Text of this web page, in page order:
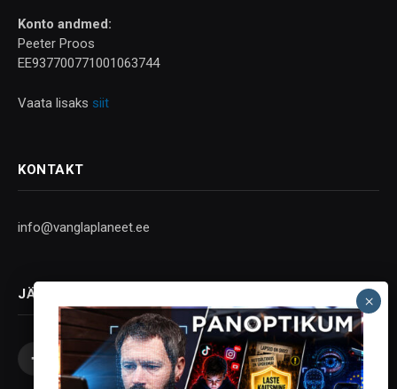
Konto andmed:
Peeter Proos
EE937700771001063744
Vaata lisaks siit
KONTAKT
info@vanglaplaneet.ee
JÄLGI SOTSIAALMEEDIAS
Facebook
X
(Twitter)
InstagramYouTubeTelegram